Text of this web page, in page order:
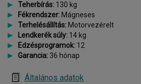
Teherbírás: 130 kg
Fékrendszer: Mágneses
Terhelésállítás: Motorvezérelt
Lendkerék súly: 14 kg
Edzésprogramok: 12
Garancia: 36 hónap
Általános adatok